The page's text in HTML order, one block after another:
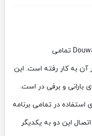
کاپشن کوهنوردی دو پوش انیسه مدل Douwall تمامی
آن به کار رفته است. این
بارانی و برفی در است.
در تمامی برنامه
این دو به یکدیگر